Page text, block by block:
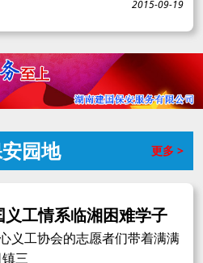
2015-09-19
园地 更多 >
工情系临湘困难学子
义工协会的志愿者们带着满满
三